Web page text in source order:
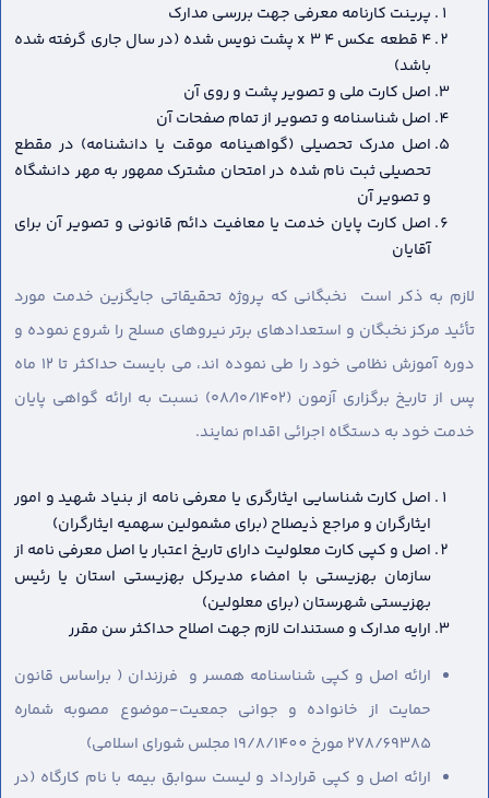
پرینت کارنامه معرفی جهت بررسی مدارک
4 قطعه عکس 4 x 3 پشت نویس شده (در سال جاری گرفته شده
باشد)
اصل کارت ملی و تصویر پشت و روی آن
اصل شناسنامه و تصویر از تمام صفحات آن
اصل مدرک تحصیلی (گواهینامه موقت یا دانشنامه) در مقطع
تحصیلی ثبت نام شده در امتحان مشترک ممهور به مهر دانشگاه
و تصویر آن
اصل کارت پایان خدمت یا معافیت دائم قانونی و تصویر آن برای
آقایان
لازم به ذکر است نخبگانی که پروژه تحقیقاتی جایگزین خدمت مورد
تأئید مرکز نخبگان و استعدادهای برتر نیروهای مسلح را شروع نموده و
دوره آموزش نظامی خود را طی نموده اند، می بایست حداکثر تا ۱۲ ماه
پس از تاریخ برگزاری آزمون (۰۸/۱۰/۱۴۰۲) نسبت به ارائه گواهی پایان
خدمت خود به دستگاه اجرائی اقدام نمایند.
اصل کارت شناسایی ایثارگری یا معرفی نامه از بنیاد شهید و امور
ایثارگران و مراجع ذیصلاح (برای مشمولین سهمیه ایثارگران)
اصل و کپی کارت معلولیت دارای تاریخ اعتبار یا اصل معرفی نامه از
سازمان بهزیستی با امضاء مدیرکل بهزیستی استان یا رئیس
بهزیستی شهرستان (برای معلولین)
ارایه مدارک و مستندات لازم جهت اصلاح حداکثر سن مقرر
ارائه اصل و کپی شناسنامه همسر و فرزندان ( براساس قانون
حمایت از خانواده و جوانی جمعیت-موضوع مصوبه شماره
278/69385 مورخ 19/8/1400 مجلس شورای اسلامی)
ارائه اصل و کپی قرارداد و لیست سوابق بیمه با نام کارگاه (در